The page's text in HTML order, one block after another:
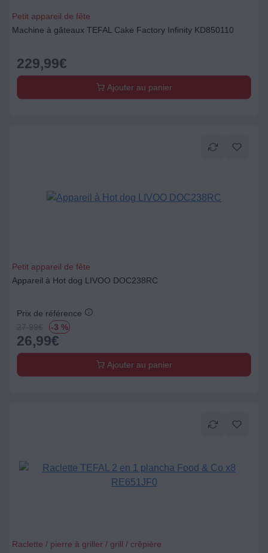
Petit appareil de fête
Machine à gâteaux TEFAL Cake Factory Infinity KD850110
229,99€
Ajouter au panier
Petit appareil de fête
Appareil à Hot dog LIVOO DOC238RC
Prix de référence
27.99€ -3 %
26,99€
Ajouter au panier
Raclette / pierre à griller / grill / crêpière